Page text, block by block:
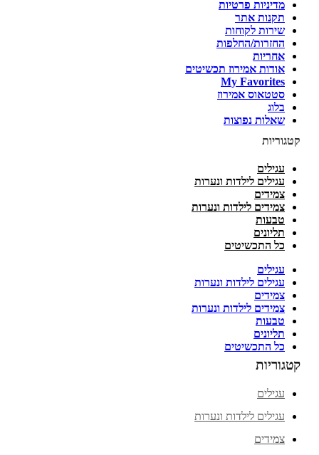
מדיניות פרטיות
תקנות אתר
שירות לקוחות
החזרות/החלפות
אחריות
אודות אמירוז תכשיטים
My Favorites
סטטאוס אמירוז
בלוג
שאלות נפוצות
קטגוריות
עגילים
עגילים לילדות ונערות
צמידים
צמידים לילדות ונערות
טבעות
תליונים
כל התכשיטים
עגילים
עגילים לילדות ונערות
צמידים
צמידים לילדות ונערות
טבעות
תליונים
כל התכשיטים
קטגוריות
עגילים
עגילים לילדות ונערות
צמידים